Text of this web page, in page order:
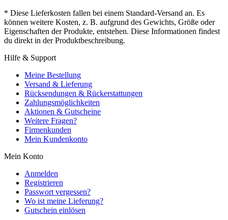
* Diese Lieferkosten fallen bei einem Standard-Versand an. Es
können weitere Kosten, z. B. aufgrund des Gewichts, Größe oder
Eigenschaften der Produkte, entstehen. Diese Informationen findest
du direkt in der Produktbeschreibung.
Hilfe & Support
Meine Bestellung
Versand & Lieferung
Rücksendungen & Rückerstattungen
Zahlungsmöglichkeiten
Aktionen & Gutscheine
Weitere Fragen?
Firmenkunden
Mein Kundenkonto
Mein Konto
Anmelden
Registrieren
Passwort vergessen?
Wo ist meine Lieferung?
Gutschein einlösen